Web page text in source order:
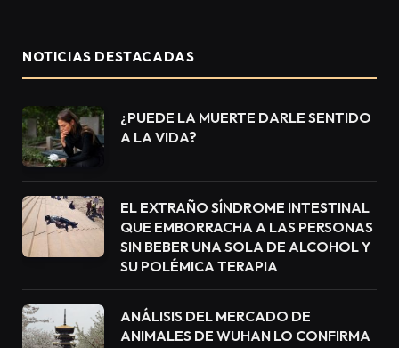
NOTICIAS DESTACADAS
¿PUEDE LA MUERTE DARLE SENTIDO
A LA VIDA?
EL EXTRAÑO SÍNDROME INTESTINAL
QUE EMBORRACHA A LAS PERSONAS
SIN BEBER UNA SOLA DE ALCOHOL Y
SU POLÉMICA TERAPIA
ANÁLISIS DEL MERCADO DE
ANIMALES DE WUHAN LO CONFIRMA